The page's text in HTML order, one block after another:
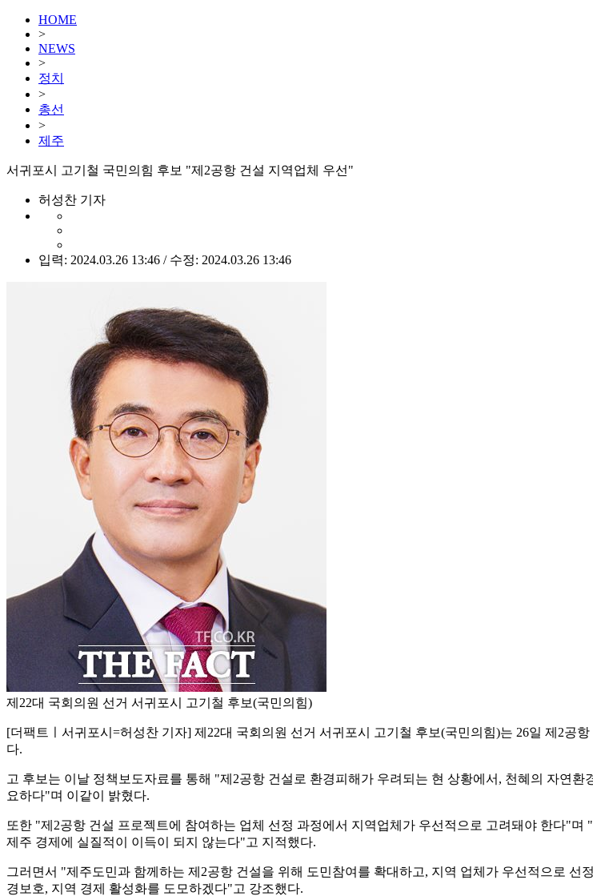
HOME
>
NEWS
>
정치
>
총선
>
제주
서귀포시 고기철 국민의힘 후보 "제2공항 건설 지역업체 우선"
허성찬 기자
입력: 2024.03.26 13:46 / 수정: 2024.03.26 13:46
제22대 국회의원 선거 서귀포시 고기철 후보(국민의힘)
[더팩트ㅣ서귀포시=허성찬 기자] 제22대 국회의원 선거 서귀포시 고기철 후보(국민의힘)는 26일 제2공
다.
고 후보는 이날 정책보도자료를 통해 "제2공항 건설로 환경피해가 우려되는 현 상황에서, 천혜의 자연
요하다"며 이같이 밝혔다.
또한 "제2공항 건설 프로젝트에 참여하는 업체 선정 과정에서 지역업체가 우선적으로 고려돼야 한다"
제주 경제에 실질적이 이득이 되지 않는다"고 지적했다.
그러면서 "제주도민과 함께하는 제2공항 건설을 위해 도민참여를 확대하고, 지역 업체가 우선적으로
경보호, 지역 경제 활성화를 도모하겠다"고 강조했다.